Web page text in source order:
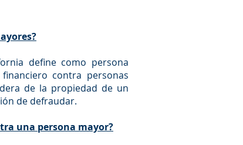
define como persona
contra personas
de la propiedad de un
de defraudar.
una persona mayor?